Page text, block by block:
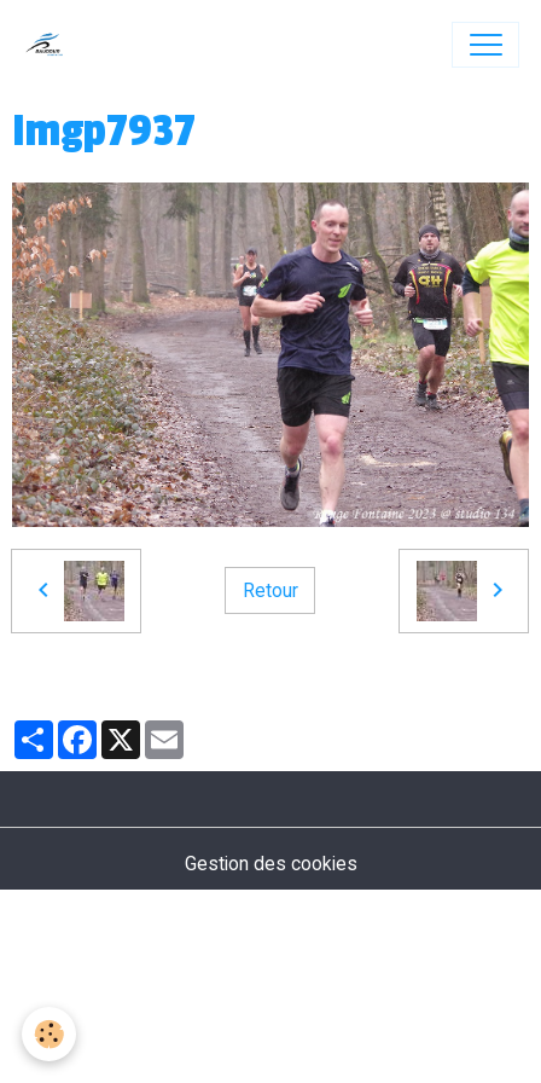
Imgp7937
Retour
PartagerFacebook
X
Gestion des cookies